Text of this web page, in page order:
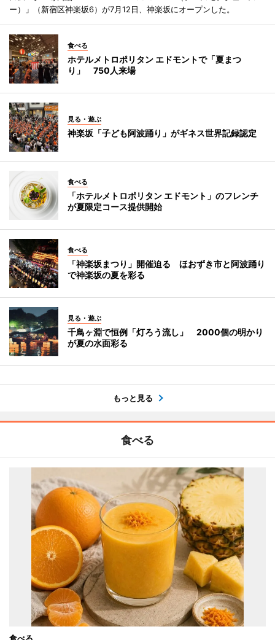
ー）」（新宿区神楽坂6）が7月12日、神楽坂にオープンした。
食べる
ホテルメトロポリタン エドモントで「夏まつ
り」 750人来場
見る・遊ぶ
神楽坂「子ども阿波踊り」がギネス世界記録認定
食べる
「ホテルメトロポリタン エドモント」のフレンチ
が夏限定コース提供開始
食べる
「神楽坂まつり」開催迫る ほおずき市と阿波踊り
で神楽坂の夏を彩る
見る・遊ぶ
千鳥ヶ淵で恒例「灯ろう流し」 2000個の明かり
が夏の水面彩る
もっと見る
食べる
食べる